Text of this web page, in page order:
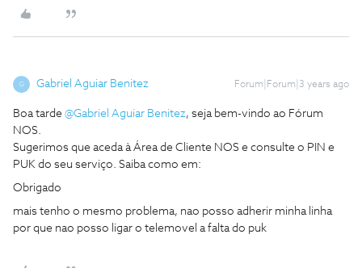
G Gabriel Aguiar Benitez Forum|Forum|3 years ago
Boa tarde @Gabriel Aguiar Benitez, seja bem-vindo ao Fórum
NOS.
Sugerimos que aceda à Área de Cliente NOS e consulte o PIN e
PUK do seu serviço. Saiba como em:
Obrigado
mais tenho o mesmo problema, nao posso adherir minha linha
por que nao posso ligar o telemovel a falta do puk